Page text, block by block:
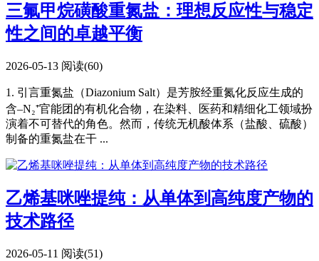
三氟甲烷磺酸重氮盐：理想反应性与稳定
性之间的卓越平衡
2026-05-13 阅读(60)
1. 引言重氮盐（Diazonium Salt）是芳胺经重氮化反应生成的
含–N₂⁺官能团的有机化合物，在染料、医药和精细化工领域扮
演着不可替代的角色。然而，传统无机酸体系（盐酸、硫酸）
制备的重氮盐在干 ...
乙烯基咪唑提纯：从单体到高纯度产物的
技术路径
2026-05-11 阅读(51)